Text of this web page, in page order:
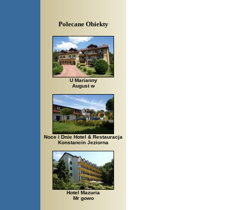
Polecane Obiekty
U Marianny
August w
Noce i Dnie Hotel & Restauracja
Konstancin Jeziorna
Hotel Mazuria
Mr gowo